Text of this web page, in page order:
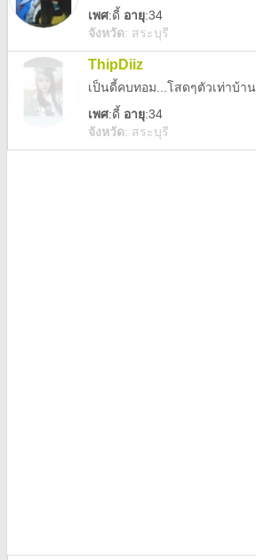
เพศ:ดี้ อายุ:34
จังหวัด: สระบุรี
ThipDiiz
เป็นดี้คบทอม...โสดๆตัวเท่าบ้าน
เพศ:ดี้ อายุ:34
จังหวัด: สระบุรี